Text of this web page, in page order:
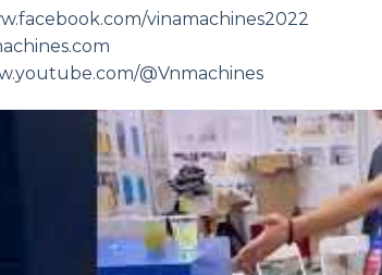
vinamachines2022
@Vnmachines